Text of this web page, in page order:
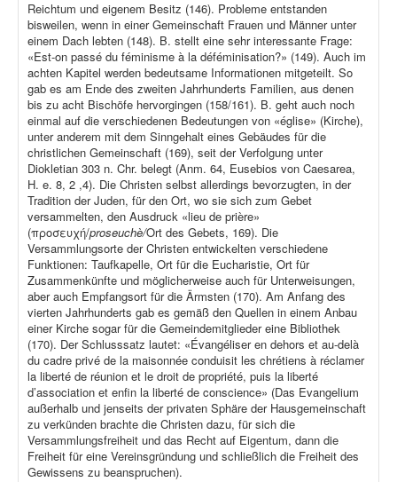
Reichtum und eigenem Besitz (146). Probleme entstanden
bisweilen, wenn in einer Gemeinschaft Frauen und Männer unter
einem Dach lebten (148). B. stellt eine sehr interessante Frage:
«Est-on passé du féminisme à la déféminisation?» (149). Auch im
achten Kapitel werden bedeutsame Informationen mitgeteilt. So
gab es am Ende des zweiten Jahrhunderts Familien, aus denen
bis zu acht Bischöfe hervorgingen (158/161). B. geht auch noch
einmal auf die verschiedenen Bedeutungen von «église» (Kirche),
unter anderem mit dem Sinngehalt eines Gebäudes für die
christlichen Gemeinschaft (169), seit der Verfolgung unter
Diokletian 303 n. Chr. belegt (Anm. 64, Eusebios von Caesarea,
H. e. 8, 2 ,4). Die Christen selbst allerdings bevorzugten, in der
Tradition der Juden, für den Ort, wo sie sich zum Gebet
versammelten, den Ausdruck «lieu de prière»
(προσευχή/proseuchè/Ort des Gebets, 169). Die
Versammlungsorte der Christen entwickelten verschiedene
Funktionen: Taufkapelle, Ort für die Eucharistie, Ort für
Zusammenkünfte und möglicherweise auch für Unterweisungen,
aber auch Empfangsort für die Ärmsten (170). Am Anfang des
vierten Jahrhunderts gab es gemäß den Quellen in einem Anbau
einer Kirche sogar für die Gemeindemitglieder eine Bibliothek
(170). Der Schlusssatz lautet: «Évangéliser en dehors et au-delà
du cadre privé de la maisonnée conduisit les chrétiens à réclamer
la liberté de réunion et le droit de propriété, puis la liberté
d’association et enfin la liberté de conscience» (Das Evangelium
außerhalb und jenseits der privaten Sphäre der Hausgemeinschaft
zu verkünden brachte die Christen dazu, für sich die
Versammlungsfreiheit und das Recht auf Eigentum, dann die
Freiheit für eine Vereinsgründung und schließlich die Freiheit des
Gewissens zu beanspruchen).